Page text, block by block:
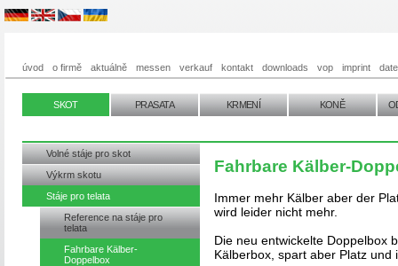
úvod o firmě aktuálně messen verkauf kontakt downloads vop imprint
SKOT PRASATA KRMENÍ KONĚ
Volné stáje pro skot
Výkrm skotu
Stáje pro telata
Reference na stáje pro
telata
Fahrbare Kälber-
Doppelbox
Fahrbare Kälber-
Immer mehr Kälber aber der
wird leider nicht mehr.
Die neu entwickelte Doppelbox
Kälberbox, spart aber Platz